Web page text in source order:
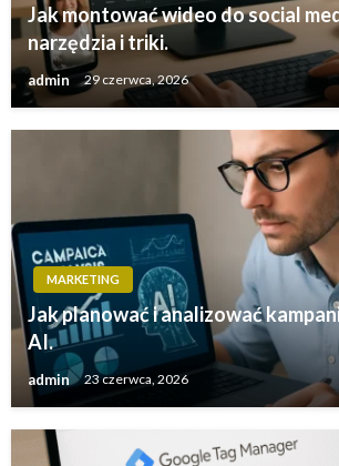
Jak montować wideo do social
narzędzia i triki.
admin 29 czerwca, 2026
MARKETING
Jak planować i analizować
AI.
admin 23 czerwca, 2026